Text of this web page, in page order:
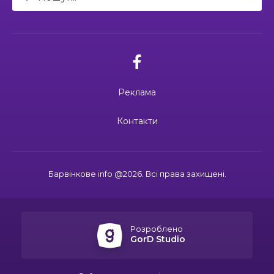
03:49
зупинився на цифрі 24
Ювілейний рік — нові можливості: 22 педагоги
Воїн із молитвою в серці: пам’яті Олександра
Вони віддали життя за Україну: 3
липня вшановуємо пам’ять Миколи
виповнитися 29. Пам’ятаємо Героя
Барвінкове info @2026. Всі права захищені.
Реклама
Контакти
Розроблено
GorD Studio